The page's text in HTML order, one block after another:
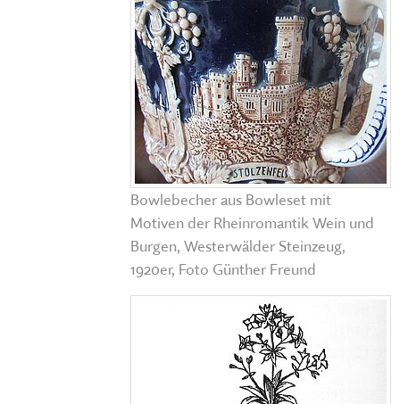
Bowlebecher aus Bowleset mit
Motiven der Rheinromantik Wein und
Burgen, Westerwälder Steinzeug,
1920er, Foto Günther Freund